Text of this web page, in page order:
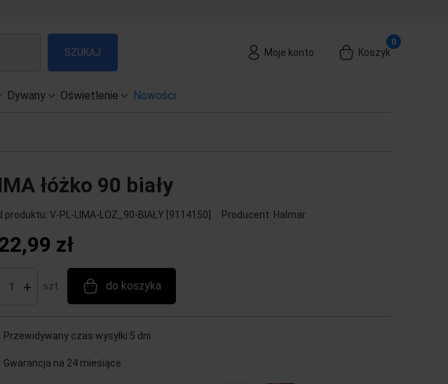
SZUKAJ Moje konto Koszyk
Dywany Oświetlenie Nowości
łóżko 90 biały
produktu: V-PL-LIMA-LOZ_90-BIAŁY [9114150] Producent: Halmar
zł
+ szt. do koszyka
Przewidywany czas wysyłki:5 dni
Gwarancja na 24 miesiące